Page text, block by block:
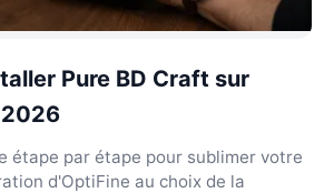
Pure BD Craft sur
étape par étape pour sublimer votre
d'OptiFine au choix de la